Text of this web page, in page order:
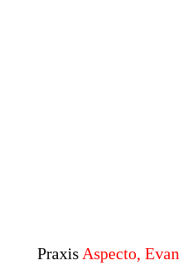
Praxis Aspecto,